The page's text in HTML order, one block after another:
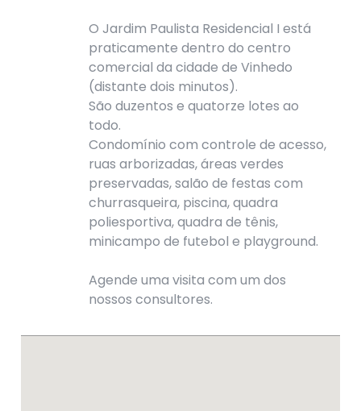
O Jardim Paulista Residencial I está
praticamente dentro do centro
comercial da cidade de Vinhedo
(distante dois minutos).
São duzentos e quatorze lotes ao
todo.
Condomínio com controle de acesso,
ruas arborizadas, áreas verdes
preservadas, salão de festas com
churrasqueira, piscina, quadra
poliesportiva, quadra de tênis,
minicampo de futebol e playground.
Agende uma visita com um dos
nossos consultores.